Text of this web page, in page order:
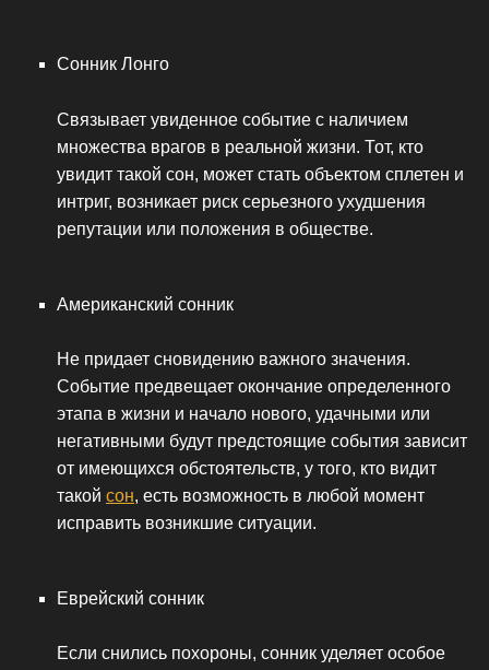
Сонник Лонго
Связывает увиденное событие с наличием
множества врагов в реальной жизни. Тот, кто
увидит такой сон, может стать объектом сплетен и
интриг, возникает риск серьезного ухудшения
репутации или положения в обществе.
Американский сонник
Не придает сновидению важного значения.
Событие предвещает окончание определенного
этапа в жизни и начало нового, удачными или
негативными будут предстоящие события зависит
от имеющихся обстоятельств, у того, кто видит
такой сон, есть возможность в любой момент
исправить возникшие ситуации.
Еврейский сонник
Если снились похороны, сонник уделяет особое